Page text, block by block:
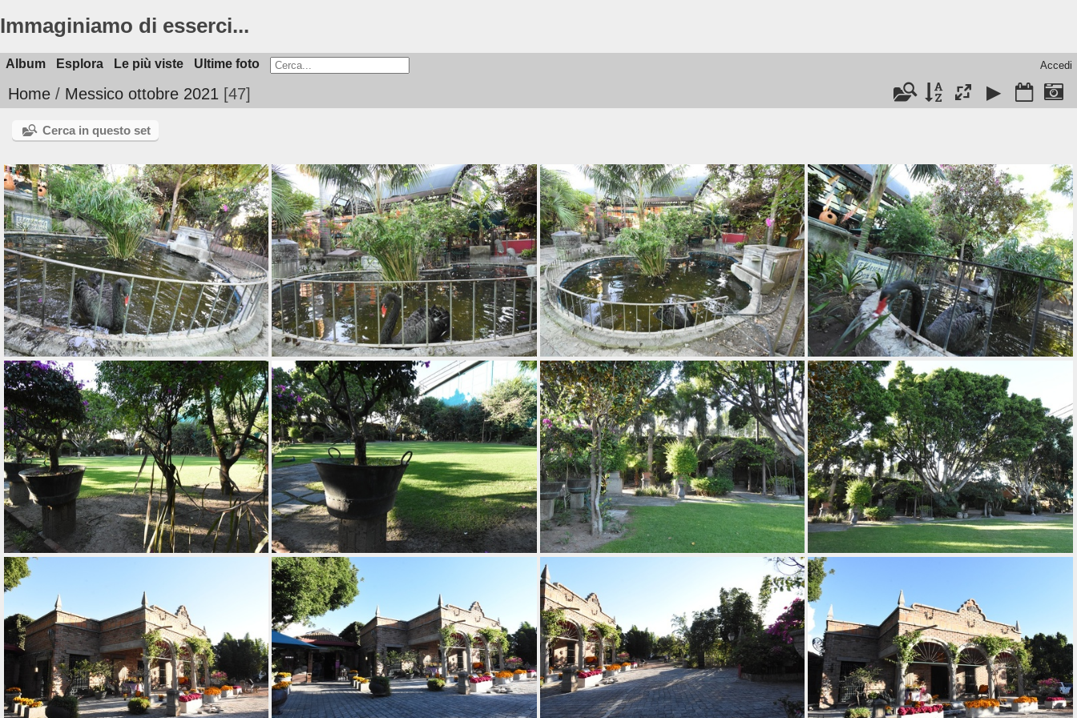
Immaginiamo di esserci...
Album Esplora Le più viste Ultime foto Accedi
Home / Messico ottobre 2021 47
Cerca in questo set
DSC 5870 DSC 5871 DSC 5873 DSC 5878
DSC 5879 DSC 5881 DSC 5883 DSC 5884